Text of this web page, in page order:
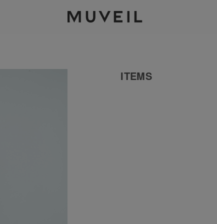
2026 AUTUMN WINTER COLLECTION
ITEMS